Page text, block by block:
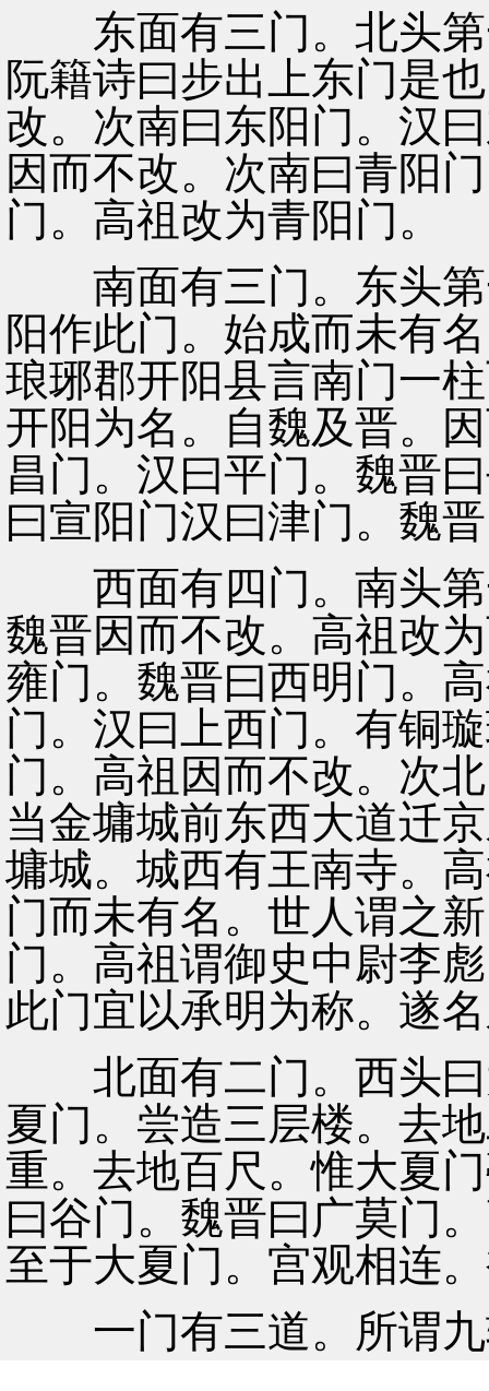
东面有三门。北头第
阮籍诗曰步出上东门是
改。次南曰东阳门。汉
因而不改。次南曰青阳
门。高祖改为青阳门。
南面有三门。东头第
阳作此门。始成而未有
琅琊郡开阳县言南门一
开阳为名。自魏及晋。
昌门。汉曰平门。魏晋
曰宣阳门汉曰津门。魏
西面有四门。南头第
魏晋因而不改。高祖改
雍门。魏晋曰西明门。
门。汉曰上西门。有铜
门。高祖因而不改。次
当金墉城前东西大道迁
墉城。城西有王南寺。
门而未有名。世人谓之
门。高祖谓御史中尉李
此门宜以承明为称。遂
北面有二门。西头曰
夏门。尝造三层楼。去
重。去地百尺。惟大夏
曰谷门。魏晋曰广莫门
至于大夏门。宫观相连
一门有三道。所谓九